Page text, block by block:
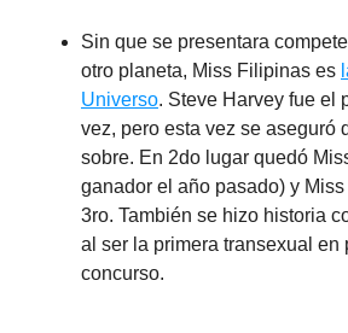
Sin que se presentara
otro planeta, Miss Filipinas es
Universo. Steve Harvey fue el
vez, pero esta vez se aseguró
sobre. En 2do lugar quedó
ganador el año pasado) y
3ro. También se hizo historia
al ser la primera transexual en
concurso.